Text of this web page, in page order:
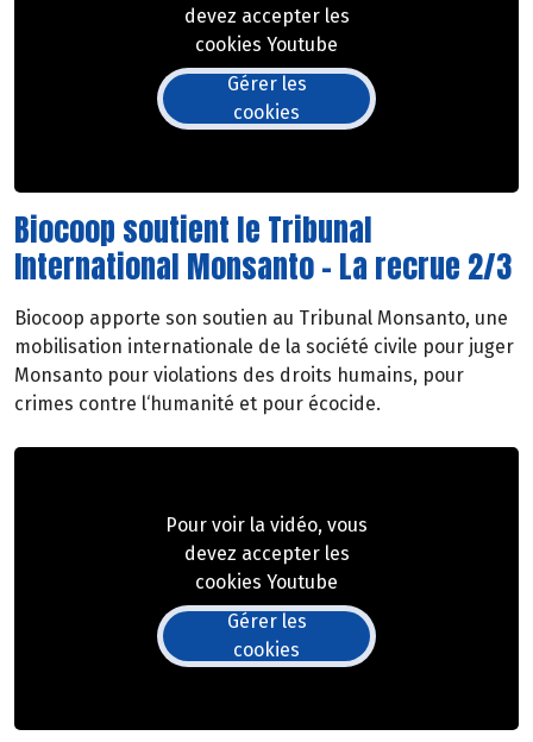
devez accepter les
cookies Youtube
Gérer les
cookies
Biocoop soutient le Tribunal
International Monsanto - La recrue 2/3
Biocoop apporte son soutien au Tribunal Monsanto, une
mobilisation internationale de la société civile pour juger
Monsanto pour violations des droits humains, pour
crimes contre l‘humanité et pour écocide.
Pour voir la vidéo, vous
devez accepter les
cookies Youtube
Gérer les
cookies